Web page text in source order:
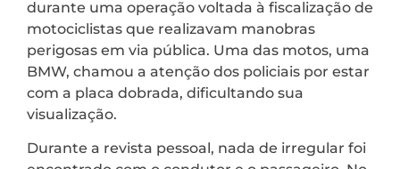
durante uma operação voltada à fiscalização de
motociclistas que realizavam manobras
perigosas em via pública. Uma das motos, uma
BMW, chamou a atenção dos policiais por estar
com a placa dobrada, dificultando sua
visualização.
Durante a revista pessoal, nada de irregular foi